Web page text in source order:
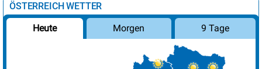
ÖSTERREICH WETTER
Heute Morgen 9 Tage